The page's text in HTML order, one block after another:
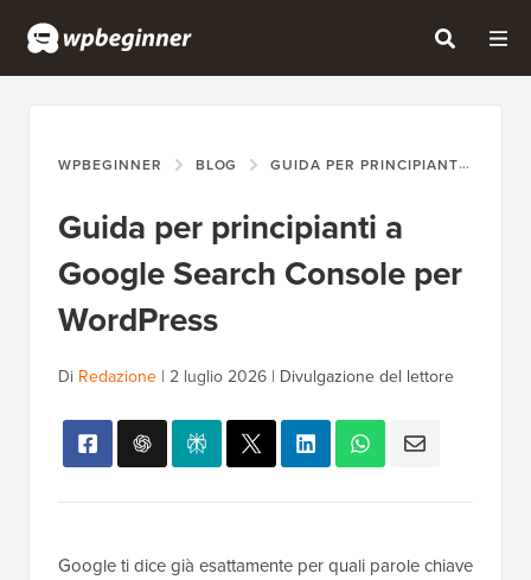
WPBEGINNER BLOG GUIDA PER PRINCIPIANTI
Guida per principianti a
Google Search Console per
WordPress
Di Redazione | 2 luglio 2026 | Divulgazione del lettore
Google ti dice già esattamente per quali parole chiave